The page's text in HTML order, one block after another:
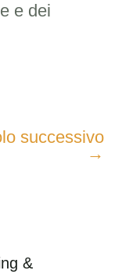
e dei
successivo
→
&